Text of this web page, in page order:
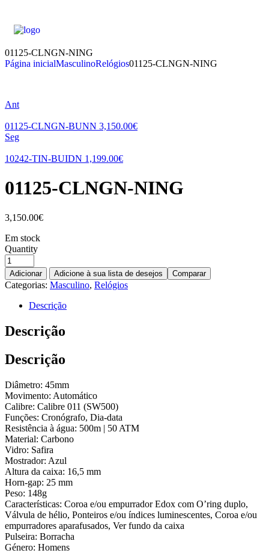
01125-CLNGN-NING
Página inicialMasculinoRelógios01125-CLNGN-NING
Ant
01125-CLNGN-BUNN 3,150.00€
Seg
10242-TIN-BUIDN 1,199.00€
01125-CLNGN-NING
3,150.00€
Em stock
Quantity
Adicionar Adicione à sua lista de desejos Comparar
Categorias: Masculino, Relógios
Descrição
Descrição
Descrição
Diâmetro: 45mm
Movimento: Automático
Calibre: Calibre 011 (SW500)
Funções: Cronógrafo, Dia-data
Resistência à água: 500m | 50 ATM
Material: Carbono
Vidro: Safira
Mostrador: Azul
Altura da caixa: 16,5 mm
Horn-gap: 25 mm
Peso: 148g
Características: Coroa e/ou empurrador Edox com O’ring duplo,
Válvula de hélio, Ponteiros e/ou índices luminescentes, Coroa e/ou
empurradores aparafusados, Ver fundo da caixa
Pulseira: Borracha
Género: Homens